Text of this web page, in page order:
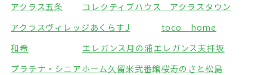
アクラス五条
コレクティブハウス アクラスタウン
アクラスヴィレッジ あくらすJ
toco home
和希
エレガンス月の浦エレガンス天拝坂
プラチナ・シニアホーム久留米弐番館桜寿のさと松島